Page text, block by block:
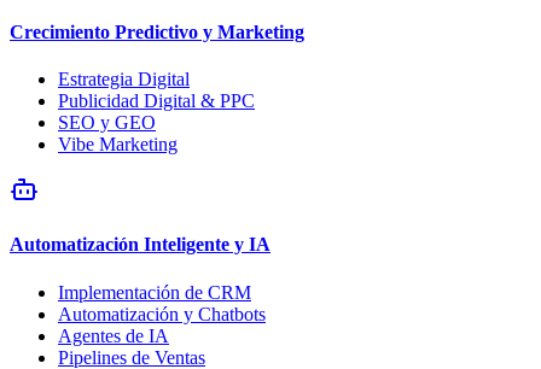
Crecimiento Predictivo y Marketing
Estrategia Digital
Publicidad Digital & PPC
SEO y GEO
Vibe Marketing
Automatización Inteligente y IA
Implementación de CRM
Automatización y Chatbots
Agentes de IA
Pipelines de Ventas